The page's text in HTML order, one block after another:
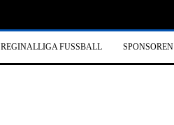
REGINALLIGA FUSSBALL SPONSOREN